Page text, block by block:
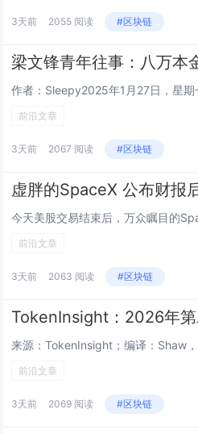
3天前 2055 阅读 #区块链
前沿文章
3天前 2067 阅读 #区块链
虚胖的SpaceX 公布财报
前沿文章
3天前 2063 阅读 #区块链
前沿文章
3天前 2069 阅读 #区块链